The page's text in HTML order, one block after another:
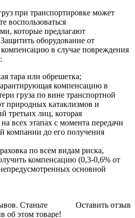
при транспортировке может
воспользоваться
которые предлагают
оборудование от
в случае повреждения
тара или обрешетка;
компенсацию в
груза по вине транспортной
природных катаклизмов и
третьих лиц, которая
всех этапах с момента передачи
компании до его получения
по всем видам риска,
компенсацию (0,3-0,6% от
основной
Оставить отзыв
Станьте
об этом товаре!